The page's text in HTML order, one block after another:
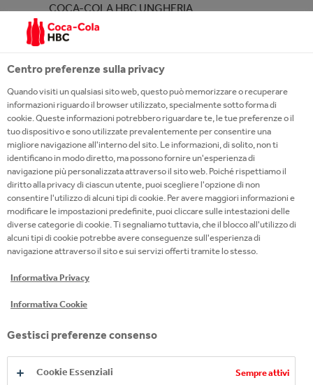
COCA-COLA HBC UNGHERIA
IN COCA-COLA HBC ITALIA PUOI
ACCELERARE IL TUO SVILUPPO
PERSONALE
Siamo impegnati in percorsi di accelerazione
dedicati ai nostri talenti che manifestano il desiderio
di crescere in azienda ricoprendo ruoli più
complessi. Offriamo esperienze esclusive per lo
sviluppo di numerose competenze oltre che al
bagaglio professionale dei partecipanti, proiettando
Centro preferenze sulla privacy
Quando visiti un qualsiasi sito web, questo può memorizzare o recuperare
informazioni riguardo il browser utilizzato, specialmente sotto forma di
cookie. Queste informazioni potrebbero riguardare te, le tue preferenze o il
tuo dispositivo e sono utilizzate prevalentemente per consentire una
migliore navigazione all'interno del sito. Le informazioni, di solito, non ti
identificano in modo diretto, ma possono fornire un'esperienza di
navigazione più personalizzata attraverso il sito web. Poiché rispettiamo il
diritto alla privacy di ciascun utente, puoi scegliere l'opzione di non
consentire l'utilizzo di alcuni tipi di cookie. Per avere maggiori informazioni e
modificare le impostazioni predefinite, puoi cliccare sulle intestazioni delle
diverse categorie di cookie. Ti segnaliamo tuttavia, che il blocco all'utilizzo di
alcuni tipi di cookie potrebbe avere conseguenze sull'esperienza di
navigazione attraverso il sito e sui servizi offerti tramite lo stesso.
Informativa Privacy
Informativa Cookie
Gestisci preferenze consenso
Cookie Essenziali Sempre attivi